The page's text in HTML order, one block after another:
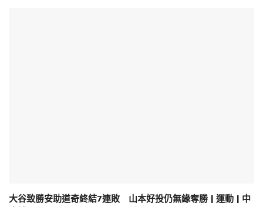
大谷致勝安助道奇終結7連敗 山本好投仍無緣奪勝 | 運動 | 中